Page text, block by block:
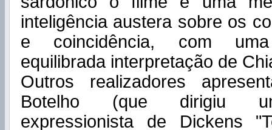
inteligência austera sobre os
e coincidência, com uma
equilibrada interpretação de
Outros realizadores
Botelho (que dirigiu
expressionista de Dickens